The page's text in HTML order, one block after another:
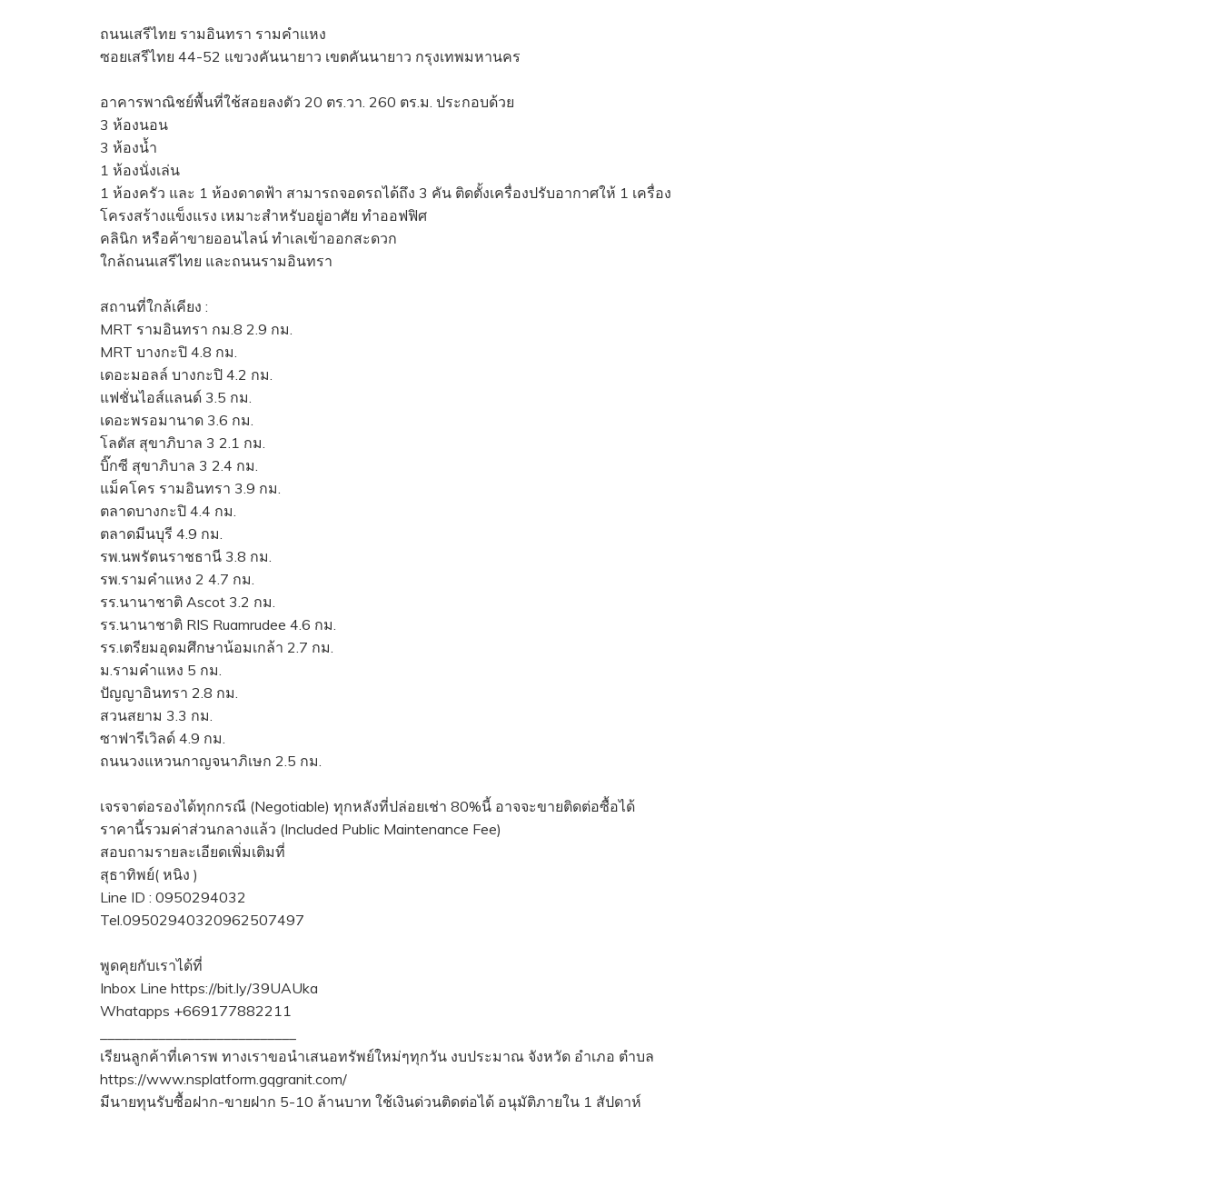
ถนนเสรีไทย รามอินทรา รามคำแหง
ซอยเสรีไทย 44-52 แขวงคันนายาว เขตคันนายาว กรุงเทพมหานคร
อาคารพาณิชย์พื้นที่ใช้สอยลงตัว 20 ตร.วา. 260 ตร.ม. ประกอบด้วย
3 ห้องนอน
3 ห้องน้ำ
1 ห้องนั่งเล่น
1 ห้องครัว และ 1 ห้องดาดฟ้า สามารถจอดรถได้ถึง 3 คัน ติดตั้งเครื่องปรับอากาศให้ 1 เครื่อง
โครงสร้างแข็งแรง เหมาะสำหรับอยู่อาศัย ทำออฟฟิศ
คลินิก หรือค้าขายออนไลน์ ทำเลเข้าออกสะดวก
ใกล้ถนนเสรีไทย และถนนรามอินทรา
สถานที่ใกล้เคียง :
MRT รามอินทรา กม.8 2.9 กม.
MRT บางกะปิ 4.8 กม.
เดอะมอลล์ บางกะปิ 4.2 กม.
แฟชั่นไอส์แลนด์ 3.5 กม.
เดอะพรอมานาด 3.6 กม.
โลตัส สุขาภิบาล 3 2.1 กม.
บิ๊กซี สุขาภิบาล 3 2.4 กม.
แม็คโคร รามอินทรา 3.9 กม.
ตลาดบางกะปิ 4.4 กม.
ตลาดมีนบุรี 4.9 กม.
รพ.นพรัตนราชธานี 3.8 กม.
รพ.รามคำแหง 2 4.7 กม.
รร.นานาชาติ Ascot 3.2 กม.
รร.นานาชาติ RIS Ruamrudee 4.6 กม.
รร.เตรียมอุดมศึกษาน้อมเกล้า 2.7 กม.
ม.รามคำแหง 5 กม.
ปัญญาอินทรา 2.8 กม.
สวนสยาม 3.3 กม.
ซาฟารีเวิลด์ 4.9 กม.
ถนนวงแหวนกาญจนาภิเษก 2.5 กม.
เจรจาต่อรองได้ทุกกรณี (Negotiable) ทุกหลังที่ปล่อยเช่า 80%นี้ อาจจะขายติดต่อซื้อได้
ราคานี้รวมค่าส่วนกลางแล้ว (Included Public Maintenance Fee)
สอบถามรายละเอียดเพิ่มเติมที่
สุธาทิพย์( หนิง )
Line ID : 0950294032
Tel.09502940320962507497
พูดคุยกับเราได้ที่
Inbox Line https://bit.ly/39UAUka
Whatapps +669177882211
เรียนลูกค้าที่เคารพ ทางเราขอนำเสนอทรัพย์ใหม่ๆทุกวัน งบประมาณ จังหวัด อำเภอ ตำบล
https://www.nsplatform.gqgranit.com/
มีนายทุนรับซื้อฝาก-ขายฝาก 5-10 ล้านบาท ใช้เงินด่วนติดต่อได้ อนุมัติภายใน 1 สัปดาห์